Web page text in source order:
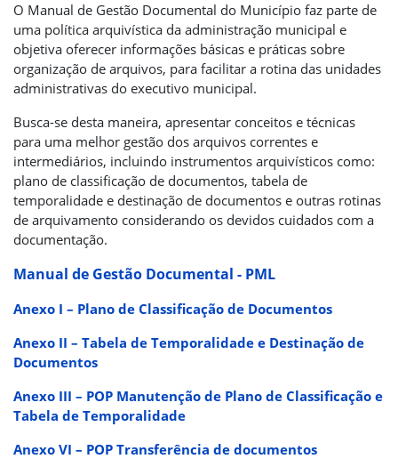
O Manual de Gestão Documental do Município faz parte de
uma política arquivística da administração municipal e
objetiva oferecer informações básicas e práticas sobre
organização de arquivos, para facilitar a rotina das unidades
administrativas do executivo municipal.
Busca-se desta maneira, apresentar conceitos e técnicas
para uma melhor gestão dos arquivos correntes e
intermediários, incluindo instrumentos arquivísticos como:
plano de classificação de documentos, tabela de
temporalidade e destinação de documentos e outras rotinas
de arquivamento considerando os devidos cuidados com a
documentação.
Manual de Gestão Documental - PML
Anexo I – Plano de Classificação de Documentos
Anexo II – Tabela de Temporalidade e Destinação de
Documentos
Anexo III – POP Manutenção de Plano de Classificação e
Tabela de Temporalidade
Anexo VI – POP Transferência de documentos